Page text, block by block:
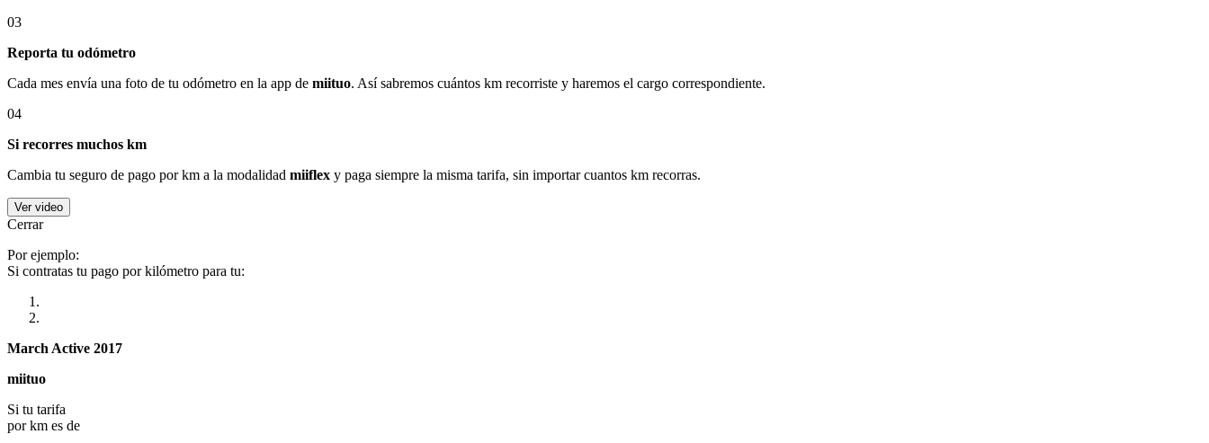
03
Reporta tu odómetro
Cada mes envía una foto de tu odómetro en la app de miituo. Así sabremos cuántos km recorriste y haremos el cargo correspondiente.
04
Si recorres muchos km
Cambia tu seguro de pago por km a la modalidad miiflex y paga siempre la misma tarifa, sin importar cuantos km recorras.
Ver video
Cerrar
Por ejemplo:
Si contratas tu pago por kilómetro para tu:
March Active 2017
miituo
Si tu tarifa
por km es de